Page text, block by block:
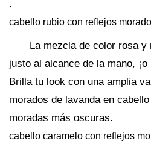
.
cabello rubio con reflejos
La mezcla de color rosa y
justo al alcance de la mano,
Brilla tu look con una amplia
morados de lavanda en
moradas más oscuras.
cabello caramelo con reflejos